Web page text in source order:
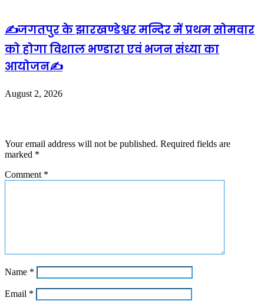
✍️जगतपुर के झारखण्डेश्वर मन्दिर में प्रथम सोमवार
को होगा विशाल भण्डारा एवं भजन संध्या का
आयोजन✍️
August 2, 2026
Your email address will not be published. Required fields are
marked *
Comment *
Name *
Email *